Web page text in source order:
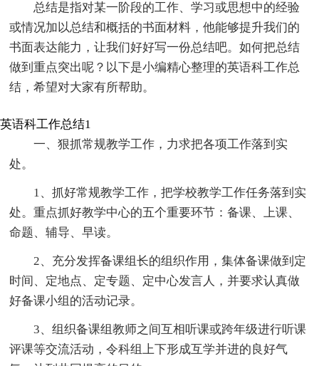
总结是指对某一阶段的工作、学习或思想中的经验
或情况加以总结和概括的书面材料，他能够提升我们的
书面表达能力，让我们好好写一份总结吧。如何把总结
做到重点突出呢？以下是小编精心整理的英语科工作总
结，希望对大家有所帮助。
英语科工作总结1
一、狠抓常规教学工作，力求把各项工作落到实
处。
1、抓好常规教学工作，把学校教学工作任务落到实
处。重点抓好教学中心的五个重要环节：备课、上课、
命题、辅导、早读。
2、充分发挥备课组长的组织作用，集体备课做到定
时间、定地点、定专题、定中心发言人，并要求认真做
好备课小组的活动记录。
3、组织备课组教师之间互相听课或跨年级进行听课
评课等交流活动，令科组上下形成互学并进的良好气